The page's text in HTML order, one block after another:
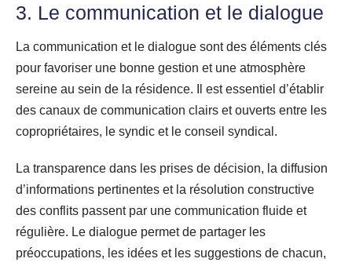
3. Le communication et le dialogue
La communication et le dialogue sont des éléments clés
pour favoriser une bonne gestion et une atmosphère
sereine au sein de la résidence. Il est essentiel d’établir
des canaux de communication clairs et ouverts entre les
copropriétaires, le syndic et le conseil syndical.
La transparence dans les prises de décision, la diffusion
d’informations pertinentes et la résolution constructive
des conflits passent par une communication fluide et
régulière. Le dialogue permet de partager les
préoccupations, les idées et les suggestions de chacun,